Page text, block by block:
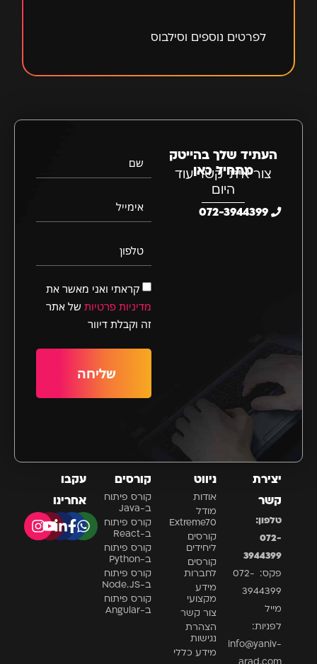
לפרטים נוספים וסילבוס
העתיד שלך בהייטק
מתחיל כאן
צור איתי קשר עוד
היום
שם
אימייל
טלפון
קראתי ואני מאשר את
מדיניות פרטיות של אתר
זה וקבלת דיוור
שליחה
יצירת
קשר
טלפון:
072-
3944399
פקס: 072-
3944399
מייל
לפניות:
info@yaniv-
arad.com
ניווט
אודות
מודל
Extreme70
קורסים
ליחידים
קורסים
לחברות
מידע
מקצועי
צור קשר
הצהרת
נגישות
מידע כללי
קורסים
קורס פיתוח
ב-Java
קורס פיתוח
ב-React
קורס פיתוח
ב-Python
קורס פיתוח
ב-Node.JS
קורס פיתוח
ב-Angular
עקבו
אחרינו